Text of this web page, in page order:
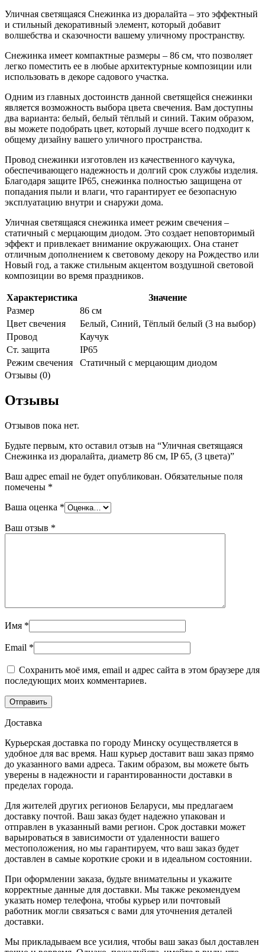
(3
цвета)
Уличная светящаяся Снежинка из дюралайта – это эффектный
и стильный декоративный элемент, который добавит
волшебства и сказочности вашему уличному пространству.
Снежинка имеет компактные размеры – 86 см, что позволяет
легко поместить ее в любые архитектурные композиции или
использовать в декоре садового участка.
Одним из главных достоинств данной светящейся снежинки
является возможность выбора цвета свечения. Вам доступны
два варианта: белый, белый тёплый и синий. Таким образом,
вы можете подобрать цвет, который лучше всего подходит к
общему дизайну вашего уличного пространства.
Провод снежинки изготовлен из качественного каучука,
обеспечивающего надежность и долгий срок службы изделия.
Благодаря защите IP65, снежинка полностью защищена от
попадания пыли и влаги, что гарантирует ее безопасную
эксплуатацию внутри и снаружи дома.
Уличная светящаяся снежинка имеет режим свечения –
статичный с мерцающим диодом. Это создает неповторимый
эффект и привлекает внимание окружающих. Она станет
отличным дополнением к световому декору на Рождество или
Новый год, а также стильным акцентом воздушной световой
композиции во время праздников.
Характеристика
Значение
Размер
86 см
Цвет свечения
Белый, Синий, Тёплый белый (3 на выбор)
Провод
Каучук
Ст. защита
IP65
Режим свечения
Статичный с мерцающим диодом
Отзывы (0)
Отзывы
Отзывов пока нет.
Будьте первым, кто оставил отзыв на “Уличная светящаяся
Снежинка из дюралайта, диаметр 86 см, IP 65, (3 цвета)”
Ваш адрес email не будет опубликован. Обязательные поля
помечены *
Ваша оценка *
Ваш отзыв *
Имя *
Email *
Сохранить моё имя, email и адрес сайта в этом браузере для
последующих моих комментариев.
Доставка
Курьерская доставка по городу Минску осуществляется в
удобное для вас время. Наш курьер доставит ваш заказ прямо
до указанного вами адреса. Таким образом, вы можете быть
уверены в надежности и гарантированности доставки в
пределах города.
Для жителей других регионов Беларуси, мы предлагаем
доставку почтой. Ваш заказ будет надежно упакован и
отправлен в указанный вами регион. Срок доставки может
варьироваться в зависимости от удаленности вашего
местоположения, но мы гарантируем, что ваш заказ будет
доставлен в самые короткие сроки и в идеальном состоянии.
При оформлении заказа, будьте внимательны и укажите
корректные данные для доставки. Мы также рекомендуем
указать номер телефона, чтобы курьер или почтовый
работник могли связаться с вами для уточнения деталей
доставки.
Мы прикладываем все усилия, чтобы ваш заказ был доставлен